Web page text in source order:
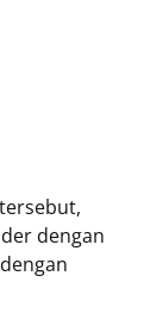
dengan